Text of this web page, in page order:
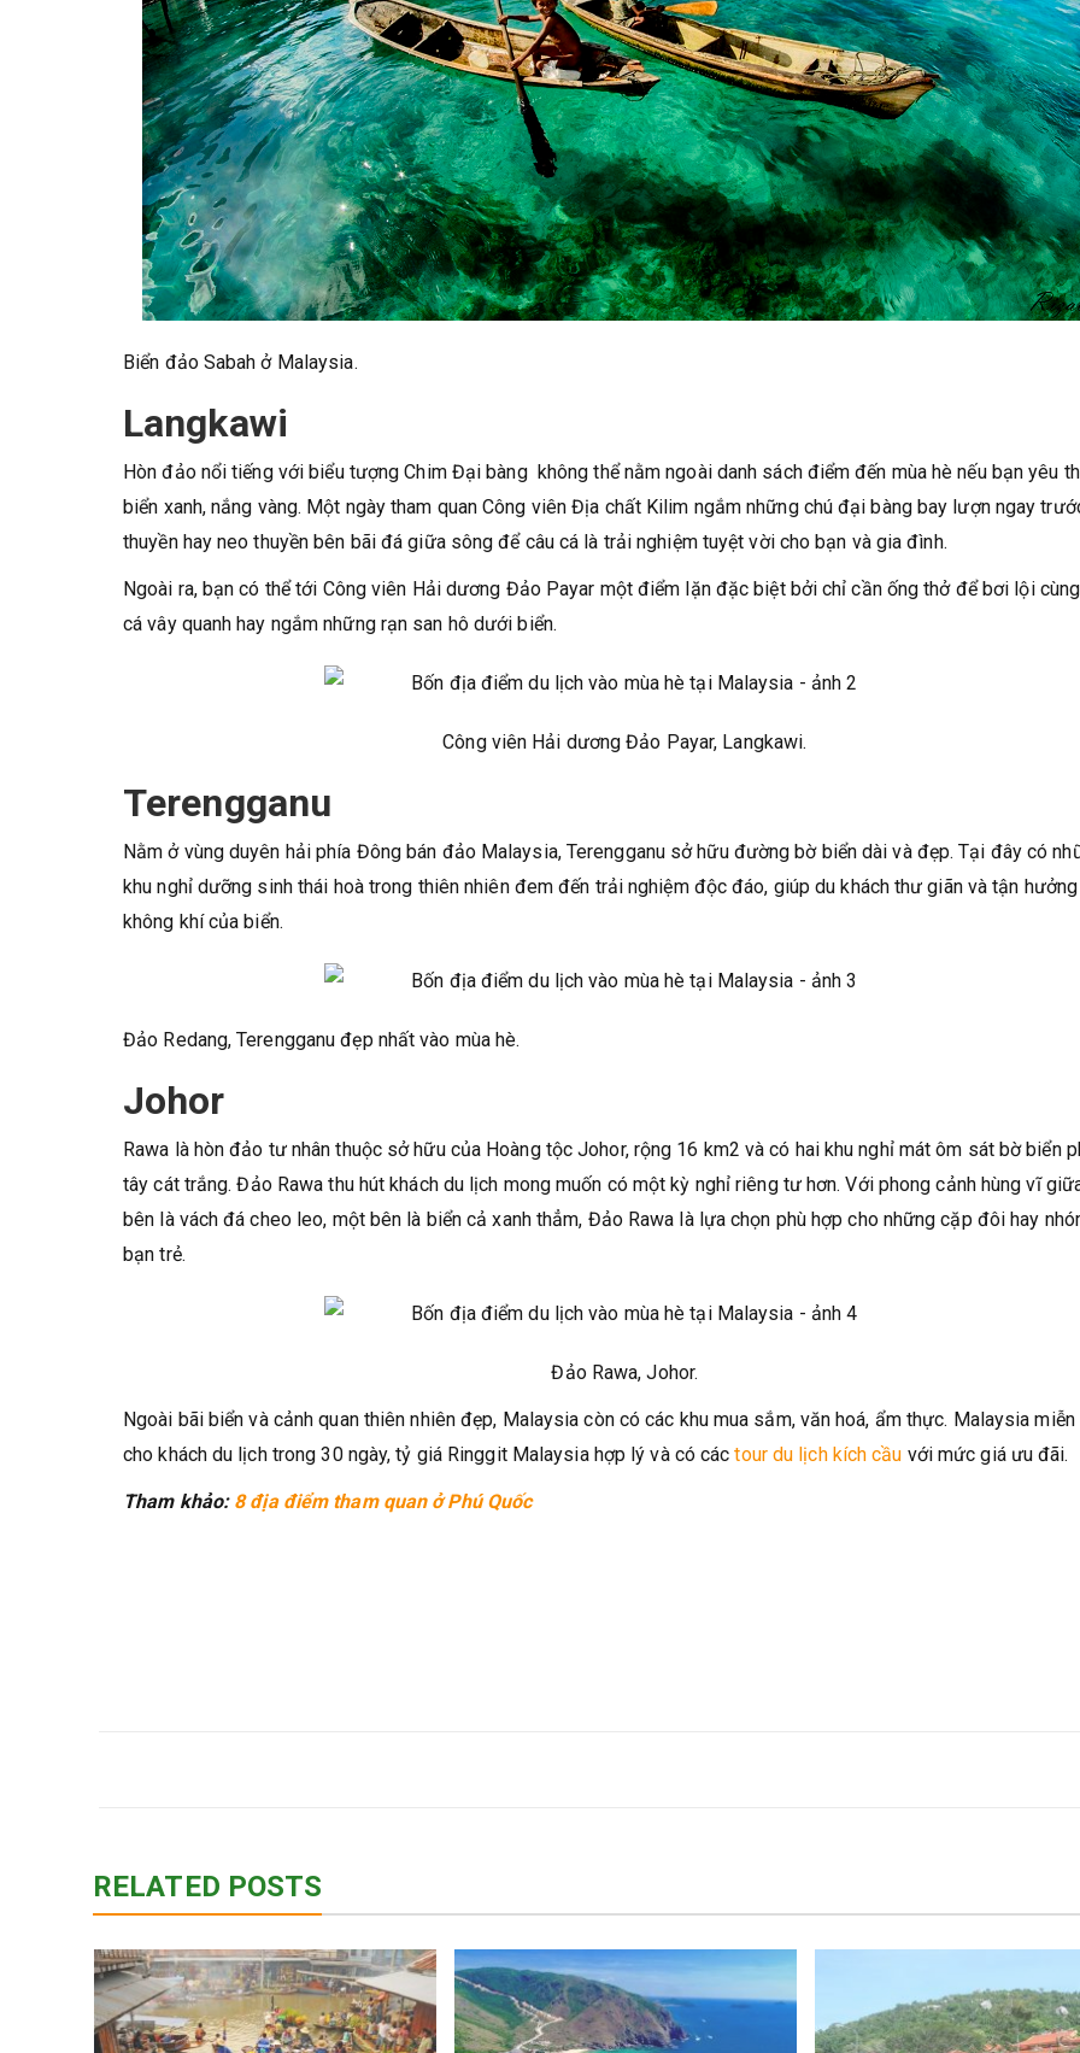
Biển đảo Sabah ở Malaysia.
Langkawi
Hòn đảo nổi tiếng với biểu tượng Chim Đại bàng không thể nằm ngoài danh sách điểm đến mùa hè nếu bạn yêu
biển xanh, nắng vàng. Một ngày tham quan Công viên Địa chất Kilim ngắm những chú đại bàng bay lượn ngay
thuyền hay neo thuyền bên bãi đá giữa sông để câu cá là trải nghiệm tuyệt vời cho bạn và gia đình.
Ngoài ra, bạn có thể tới Công viên Hải dương Đảo Payar một điểm lặn đặc biệt bởi chỉ cần ống thở để bơi lội
cá vây quanh hay ngắm những rạn san hô dưới biển.
Công viên Hải dương Đảo Payar, Langkawi.
Terengganu
Nằm ở vùng duyên hải phía Đông bán đảo Malaysia, Terengganu sở hữu đường bờ biển dài và đẹp. Tại đây có
khu nghỉ dưỡng sinh thái hoà trong thiên nhiên đem đến trải nghiệm độc đáo, giúp du khách thư giãn và tận hưởng
không khí của biển.
Đảo Redang, Terengganu đẹp nhất vào mùa hè.
Johor
Rawa là hòn đảo tư nhân thuộc sở hữu của Hoàng tộc Johor, rộng 16 km2 và có hai khu nghỉ mát ôm sát bờ biển
tây cát trắng. Đảo Rawa thu hút khách du lịch mong muốn có một kỳ nghỉ riêng tư hơn. Với phong cảnh hùng vĩ
bên là vách đá cheo leo, một bên là biển cả xanh thẳm, Đảo Rawa là lựa chọn phù hợp cho những cặp đôi hay
bạn trẻ.
Đảo Rawa, Johor.
Ngoài bãi biển và cảnh quan thiên nhiên đẹp, Malaysia còn có các khu mua sắm, văn hoá, ẩm thực. Malaysia
cho khách du lịch trong 30 ngày, tỷ giá Ringgit Malaysia hợp lý và có cáctour du lịch kích cầu với mức giá ưu đãi.
Tham khảo: 8 địa điểm tham quan ở Phú Quốc
RELATED POSTS